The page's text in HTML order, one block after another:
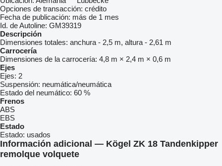
Opciones de transacción: crédito
Fecha de publicación: más de 1 mes
Id. de Autoline: GM39319
Descripción
Dimensiones totales: anchura - 2,5 m, altura - 2,61 m
Carrocería
Dimensiones de la carrocería: 4,8 m × 2,4 m × 0,6 m
Ejes
Ejes: 2
Suspensión: neumática/neumática
Estado del neumático: 60 %
Frenos
ABS
EBS
Estado
Estado: usados
Información adicional — Kögel ZK 18 Tandenkipper
remolque volquete